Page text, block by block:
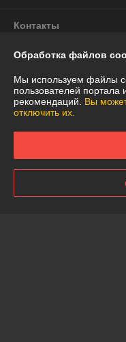
Контакты
Доставка и оплата
График работы
Политика обработки
Сайт создан на
Обработка файлов
Мы используем файлы
пользователей
рекомендаций. Вы
отключить их.